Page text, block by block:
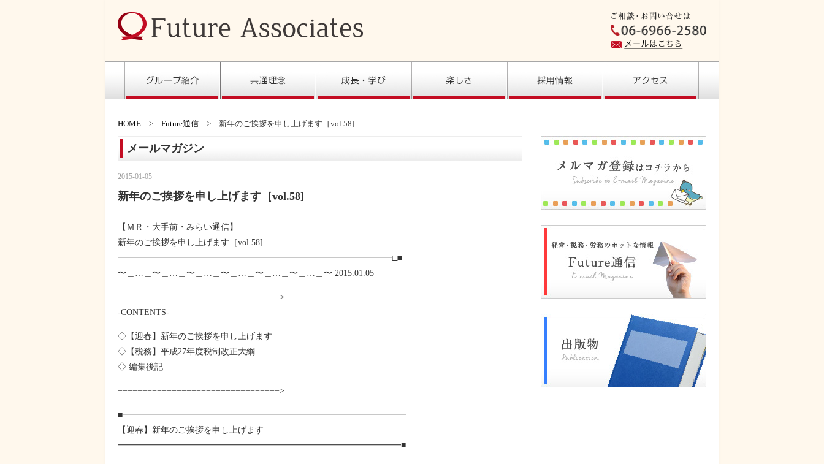
HOME Future通信 新年のご挨拶を申し上げます［vol.58]
メールマガジン
2015-01-05
新年のご挨拶を申し上げます［vol.58]
【ＭＲ・大手前・みらい通信】
新年のご挨拶を申し上げます［vol.58]
━━━━━━━━━━━━━━━━━━━━━━━━━━━━━━━━□■
〜＿…＿〜＿…＿〜＿…＿〜＿…＿〜＿…＿〜＿…＿〜 2015.01.05
−−−−−−−−−−−−−−−−−−−−−−−−−−−−−−−−−>
-CONTENTS-
◇【迎春】新年のご挨拶を申し上げます
◇【税務】平成27年度税制改正大綱
◇ 編集後記
−−−−−−−−−−−−−−−−−−−−−−−−−−−−−−−−−>
■━━━━━━━━━━━━━━━━━━━━━━━━━━━━━━━━━
【迎春】新年のご挨拶を申し上げます
━━━━━━━━━━━━━━━━━━━━━━━━━━━━━━━━━■